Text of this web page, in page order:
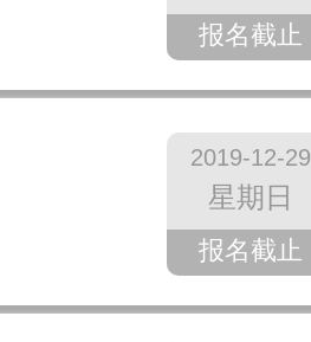
报名截止
2019-12-29
星期日
报名截止